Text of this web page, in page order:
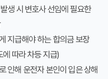
생 시 변호사 선임에 필요한
지급해야 하는 합의금 보장
에 따라 차등 지급)
인해 운전자 본인이 입은 상해